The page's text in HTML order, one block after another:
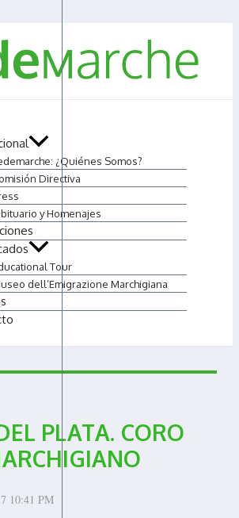
¿Quiénes Somos?
Directiva
y Homenajes
Tour
dell’Emigrazione Marchigiana
PLATA. CORO
10:41 PM